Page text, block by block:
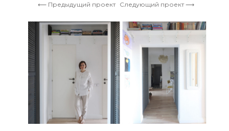
⟵ Предыдущий проект Следующий проект ⟶